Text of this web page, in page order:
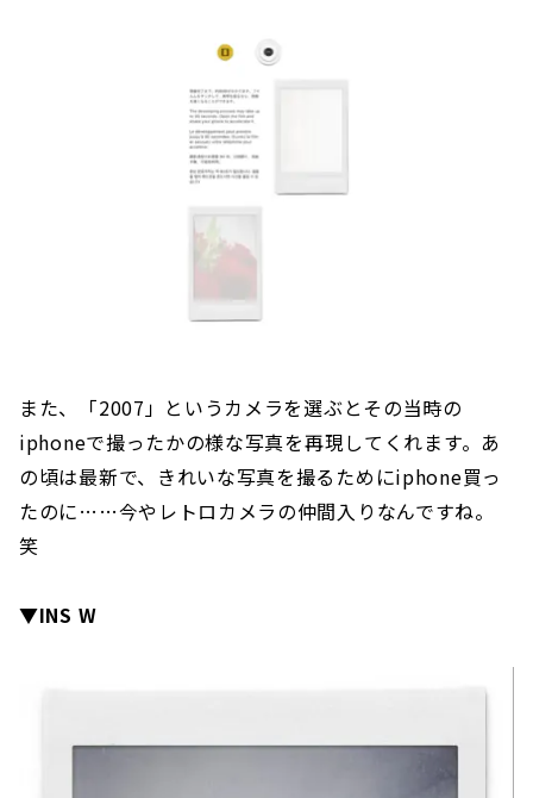
また、「2007」というカメラを選ぶとその当時の
iphoneで撮ったかの様な写真を再現してくれます。あ
の頃は最新で、きれいな写真を撮るためにiphone買っ
たのに……今やレトロカメラの仲間入りなんですね。
笑
▼INS W